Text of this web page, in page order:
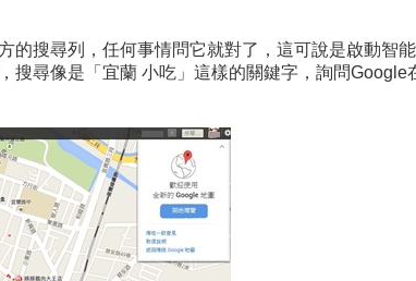
搜尋列，任何事情問它就對了，這可說是啟動智能
尋像是「宜蘭 小吃」這樣的關鍵字，詢問Google